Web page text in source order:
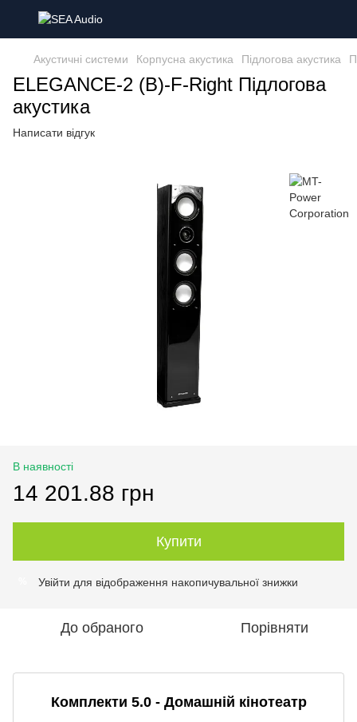
Акустичні системи Корпусна акустика Підлогова акустика
ELEGANCE-2 (B)-F-Right Підлогова
акустика
Написати відгук
В наявності
14 201.88 грн
Купити
Увійти для відображення накопичувальної знижки
До обраного Порівняти
Комплекти 5.0 - Домашній кінотеатр